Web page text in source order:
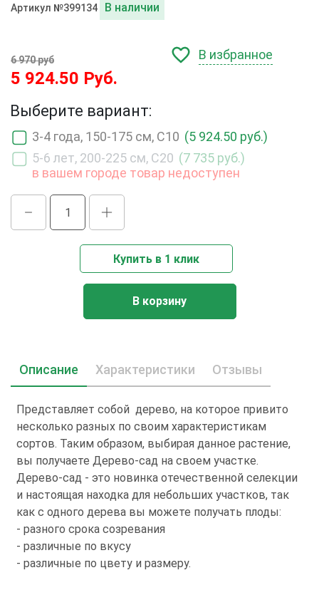
Артикул №399134 В наличии
6 970 руб
5 924.50 Руб.
В избранное
Выберите вариант:
3-4 года, 150-175 см, С10 (5 924.50 руб.)
5-6 лет, 200-225 см, С20 (7 735 руб.)
в вашем городе товар недоступен
Купить в 1 клик
В корзину
Описание Характеристики Отзывы
Представляет собой дерево, на которое привито
несколько разных по своим характеристикам
сортов. Таким образом, выбирая данное растение,
вы получаете Дерево-сад на своем участке.
Дерево-сад - это новинка отечественной селекции
и настоящая находка для небольших участков, так
как с одного дерева вы можете получать плоды:
- разного срока созревания
- различные по вкусу
- различные по цвету и размеру.